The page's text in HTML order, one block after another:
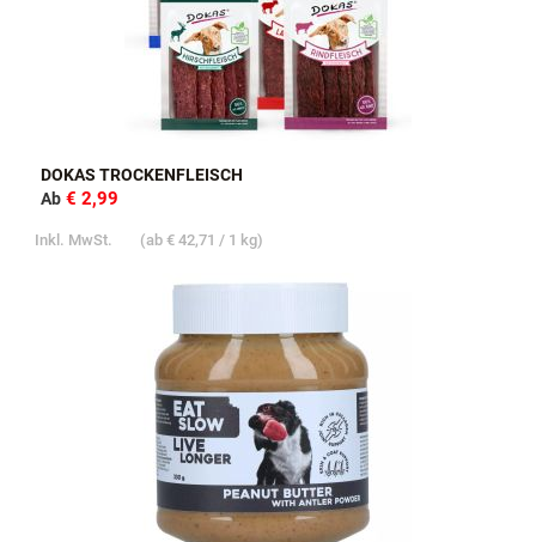
DOKAS TROCKENFLEISCH
Ab € 2,99
Inkl. MwSt. (ab € 42,71 / 1 kg)